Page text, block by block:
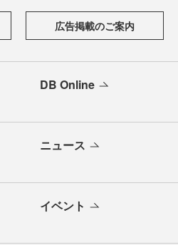
広告掲載のご案内
DB Online
ニュース
イベント